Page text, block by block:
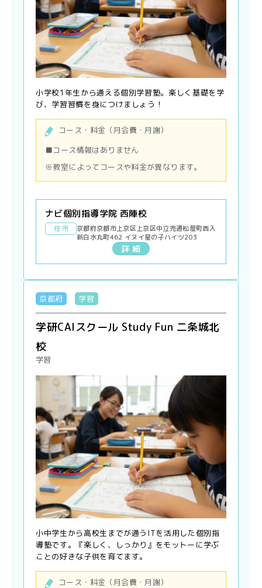
小学校1年生から通える個別学習塾。楽しく基礎を学
び、学習習慣を身につけましょう！
コース・料金（月会費・月謝）
■コース情報はありません
※教室によってコースや料金が異なります。
ナビ個別指導学院 西陣校
住 所
京都府京都市上京区上京区中立売通松屋町西入
新白水丸町462 イヌイ星の子ハイツ203
詳 細
京都府 学習
学研CAIスクール Study Fun 二条城北
校
学習
小中学生から高校生までが通うITを活用した個別指
導塾です。『楽しく、しっかり』をモットーに学ぶ
ことの好きな子供を育てます。
コース・料金（月会費・月謝）